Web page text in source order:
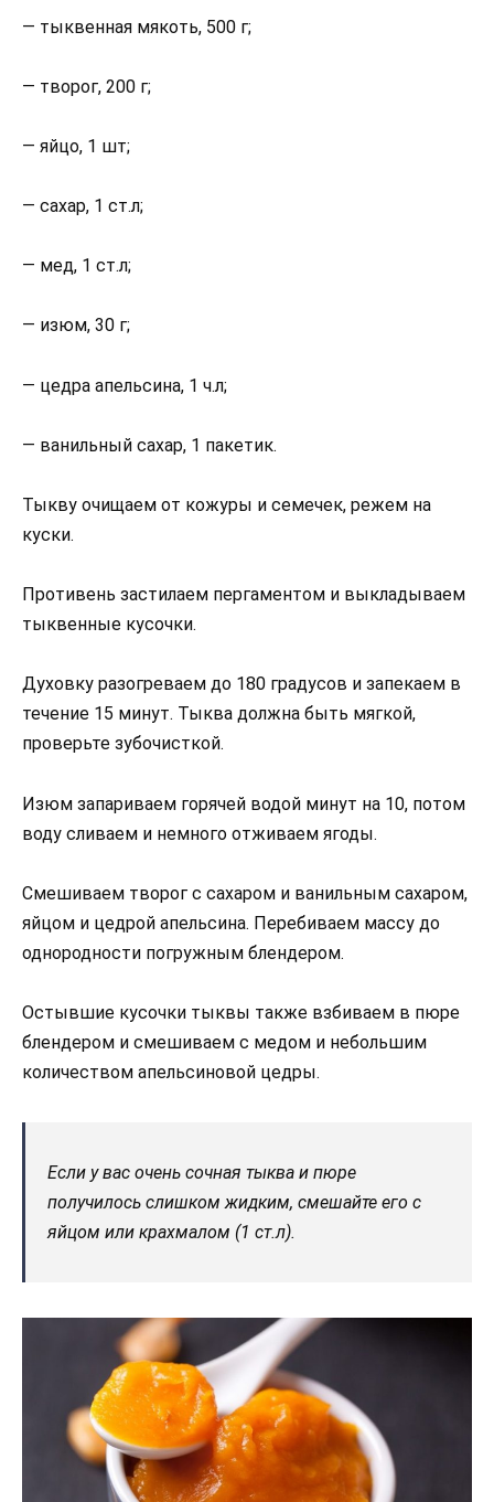
— тыквенная мякоть, 500 г;
— творог, 200 г;
— яйцо, 1 шт;
— сахар, 1 ст.л;
— мед, 1 ст.л;
— изюм, 30 г;
— цедра апельсина, 1 ч.л;
— ванильный сахар, 1 пакетик.
Тыкву очищаем от кожуры и семечек, режем на
куски.
Противень застилаем пергаментом и выкладываем
тыквенные кусочки.
Духовку разогреваем до 180 градусов и запекаем в
течение 15 минут. Тыква должна быть мягкой,
проверьте зубочисткой.
Изюм запариваем горячей водой минут на 10, потом
воду сливаем и немного отживаем ягоды.
Смешиваем творог с сахаром и ванильным сахаром,
яйцом и цедрой апельсина. Перебиваем массу до
однородности погружным блендером.
Остывшие кусочки тыквы также взбиваем в пюре
блендером и смешиваем с медом и небольшим
количеством апельсиновой цедры.
Если у вас очень сочная тыква и пюре
получилось слишком жидким, смешайте его с
яйцом или крахмалом (1 ст.л).